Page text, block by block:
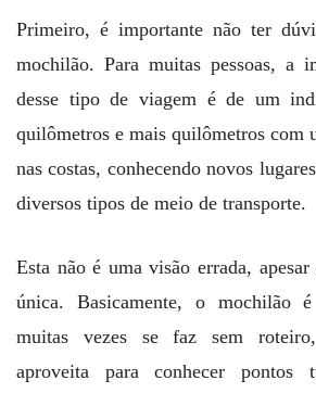
Primeiro, é importante não ter
mochilão. Para muitas pessoas, a
desse tipo de viagem é de um
quilômetros e mais quilômetros com
nas costas, conhecendo novos
diversos tipos de meio de transporte.
Esta não é uma visão errada,
única. Basicamente, o mochilão
muitas vezes se faz sem
aproveita para conhecer pontos